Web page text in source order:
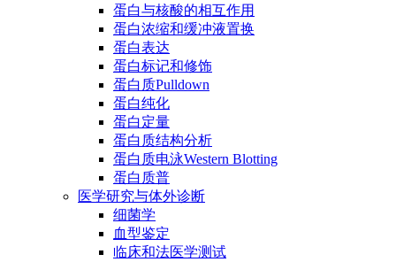
蛋白与核酸的相互作用
蛋白浓缩和缓冲液置换
蛋白表达
蛋白标记和修饰
蛋白质Pulldown
蛋白纯化
蛋白定量
蛋白质结构分析
蛋白质电泳Western Blotting
蛋白质普
医学研究与体外诊断
细菌学
血型鉴定
临床和法医学测试